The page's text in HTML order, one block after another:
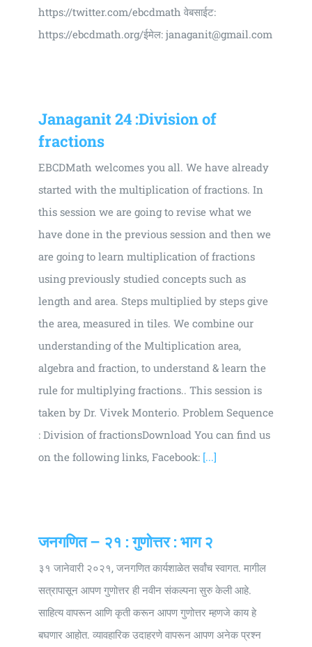
https://twitter.com/ebcdmath वेबसाईट:
https://ebcdmath.org/ईमेल: janaganit@gmail.com
Janaganit 24 :Division of
fractions
EBCDMath welcomes you all. We have already
started with the multiplication of fractions. In
this session we are going to revise what we
have done in the previous session and then we
are going to learn multiplication of fractions
using previously studied concepts such as
length and area. Steps multiplied by steps give
the area, measured in tiles. We combine our
understanding of the Multiplication area,
algebra and fraction, to understand & learn the
rule for multiplying fractions.. This session is
taken by Dr. Vivek Monterio. Problem Sequence
: Division of fractionsDownload You can find us
on the following links, Facebook: [...]
जनगणित – २१ : गुणोत्तर : भाग २
३१ जानेवारी २०२१, जनगणित कार्यशाळेत सर्वांच स्वागत. मागील
सत्रापासून आपण गुणोत्तर ही नवीन संकल्पना सुरु केली आहे.
साहित्य वापरून आणि कृती करून आपण गुणोत्तर म्हणजे काय हे
बघणार आहोत. व्यावहारिक उदाहरणे वापरून आपण अनेक प्रश्न